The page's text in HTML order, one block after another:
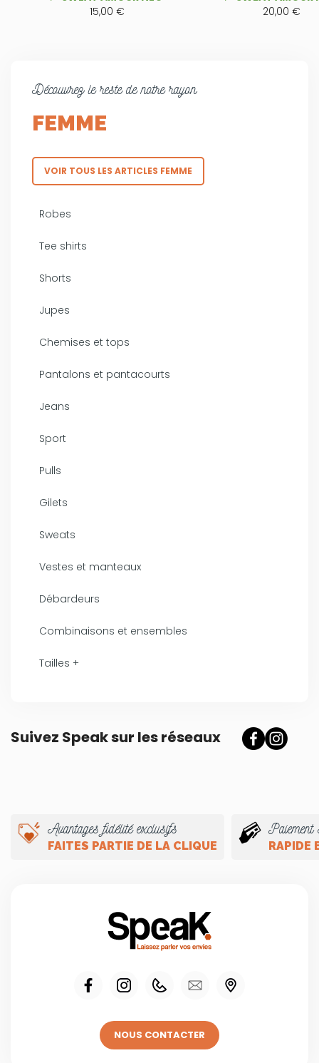
15,00 €
20,00 €
Découvrez le reste de notre rayon
FEMME
VOIR TOUS LES ARTICLES FEMME
Robes
Tee shirts
Shorts
Jupes
Chemises et tops
Pantalons et pantacourts
Jeans
Sport
Pulls
Gilets
Sweats
Vestes et manteaux
Débardeurs
Combinaisons et ensembles
Tailles +
Suivez Speak sur les réseaux
Avantages fidélité exclusifs
FAITES PARTIE DE LA CLIQUE
Paiement
RAPIDE
NOUS CONTACTER